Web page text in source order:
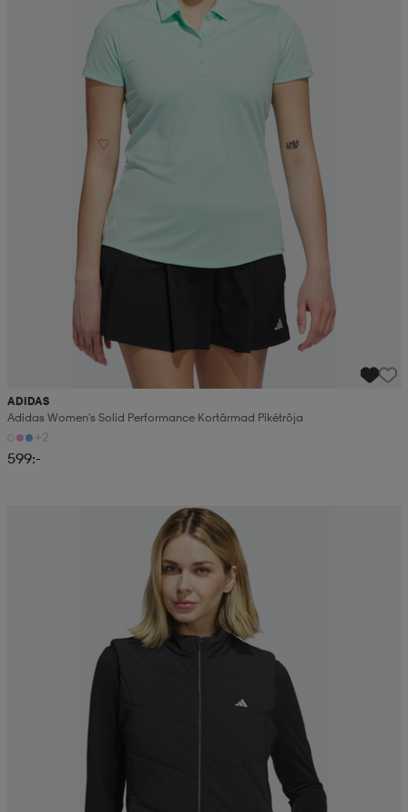
ADIDAS
Adidas Women's Solid Performance Kortärmad Pikétröja
+2
599:-